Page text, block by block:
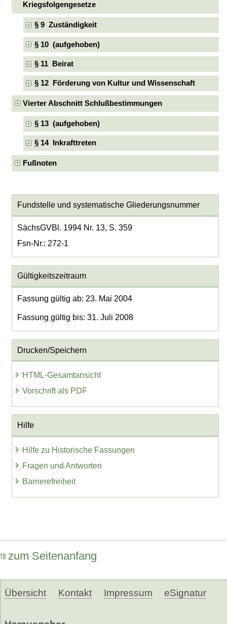
Kriegsfolgengesetze
§ 9 Zuständigkeit
§ 10 (aufgehoben)
§ 11 Beirat
§ 12 Förderung von Kultur und Wissenschaft
Vierter Abschnitt Schlußbestimmungen
§ 13 (aufgehoben)
§ 14 Inkrafttreten
Fußnoten
Fundstelle und systematische Gliederungsnummer
SächsGVBl. 1994 Nr. 13, S. 359
Fsn-Nr.: 272-1
Gültigkeitszeitraum
Fassung gültig ab: 23. Mai 2004
Fassung gültig bis: 31. Juli 2008
Drucken/Speichern
HTML-Gesamtansicht
Vorschrift als PDF
Hilfe
Hilfe zu Historische Fassungen
Fragen und Antworten
Barrierefreiheit
zum Seitenanfang
Übersicht Kontakt Impressum eSignatur